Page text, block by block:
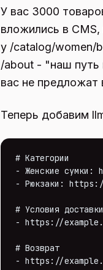
У вас 3000
вложились в
у /catalog/women/
/about - "наш путь
вас не предложат
Теперь добавим
# Категории
- Женские сумки:
- Рюкзаки:
# Условия доставки
- https://
# Возврат
- https://